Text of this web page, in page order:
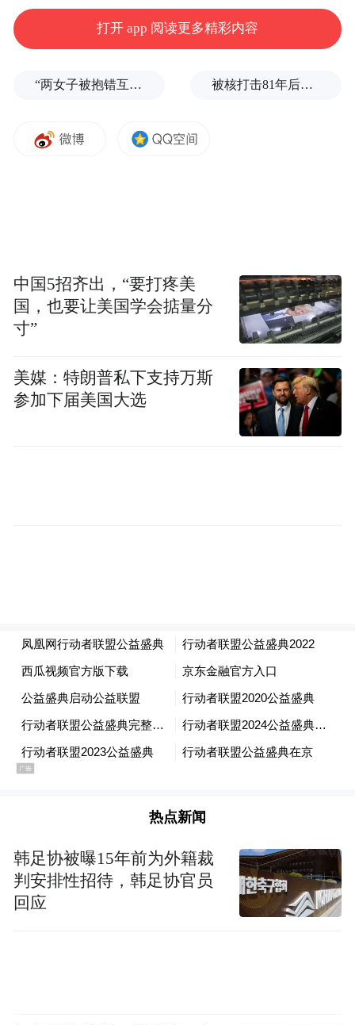
以下公示内容，引自入围方提报的材料：
河南幼儿园孩子阅读绘本
一、关注的公益领域：
面着手，致力于搭建学前教育公益联合平
台，推动困境幼儿学前教育的发展, 为学龄前
幼儿全面和谐发展保驾护航。
三、申报理由：
通过切实为学龄前儿童提供产品、服务的方
式，解决普惠教育的问题。项目内容符合乡
打开 app 阅读更多精彩内容
“两女子被抱错互换人生37年”一当事人沉默多日发声：我不是受益者 被核打击81年后，日本广岛废墟旁响起抗议声：拒绝拥核
中国5招齐出，“要打疼美
国，也要让美国学会掂量分
寸”
美媒：特朗普私下支持万斯
参加下届美国大选
热点新闻
韩足协被曝15年前为外籍裁
判安排性招待，韩足协官员
回应